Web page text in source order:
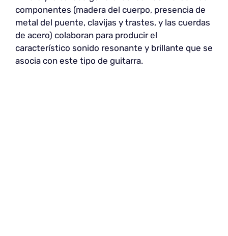
componentes (madera del cuerpo, presencia de
metal del puente, clavijas y trastes, y las cuerdas
de acero) colaboran para producir el
característico sonido resonante y brillante que se
asocia con este tipo de guitarra.